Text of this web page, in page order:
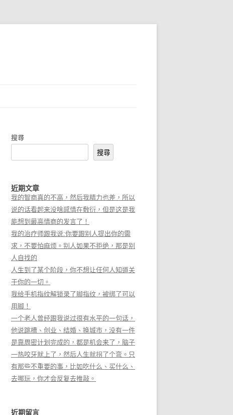
搜尋
搜尋
近期文章
我的智商真的不高，然后我精力也差，所以
说的话看起来没啥感情在敷衍，但是这是我
能想到最高情商的发言了！
我的治疗师跟我说:你要跟别人提出你的需
求，不要怕麻烦。别人如果不拒绝，那是别
人自找的
人生到了某个阶段，你不想让任何人知道关
于你的一切。
我给手机指纹解锁录了脚指纹，被绑了可以
用脚！
一个老人曾经跟我说过很有水平的一句话，
他说跳槽、创业、结婚、换城市，没有一件
是靠周密计划完成的，都是机会来了，脑子
一热咬牙就上了，然后人生就拐了个弯。只
有那些不重要的事，比如吃什么、买什么、
去哪玩，你才会反复去推敲。
近期留言